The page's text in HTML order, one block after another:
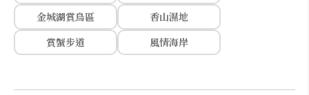
金城湖賞鳥區
香山濕地
賞蟹步道
風情海岸